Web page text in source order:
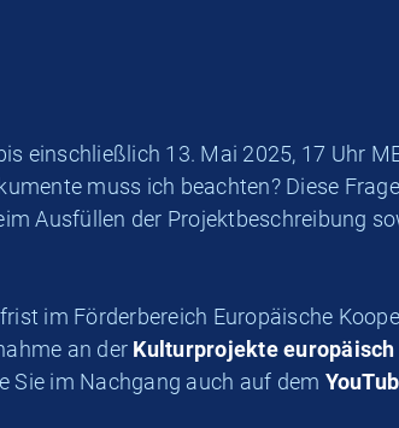
einschließlich 13. Mai 2025, 17 Uhr
muss ich beachten? Diese
Ausfüllen der Projektbeschreibung
im Förderbereich Europäische
an der Kulturprojekte europäisch
Sie im Nachgang auch auf dem